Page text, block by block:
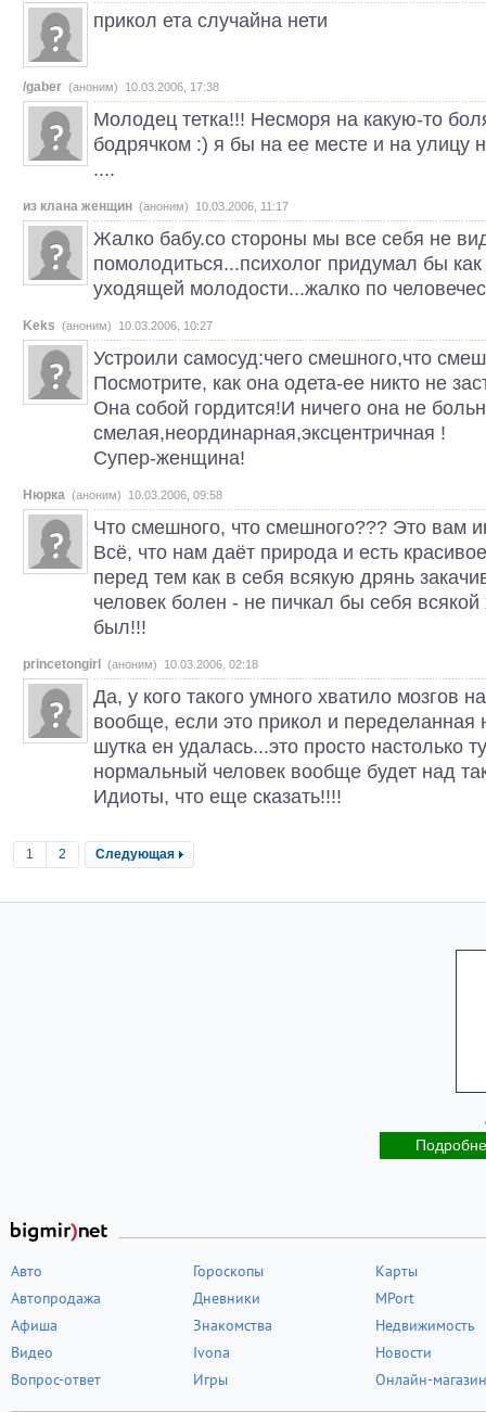
прикол ета случайна нети
/gaber (аноним) 10.03.2006, 17:38
Молодец тетка!!! Несморя на какую-то
бодрячком :) я бы на ее месте и на улицу
....
из клана женщин (аноним) 10.03.2006, 11:17
Жалко бабу.со стороны мы все себя не
помолодиться...психолог придумал бы
уходящей молодости...жалко по
Keks (аноним) 10.03.2006, 10:27
Устроили самосуд:чего смешного,что
Посмотрите, как она одета-ее никто не
Она собой гордится!И ничего она не
смелая,неординарная,эксцентричная !
Супер-женщина!
Нюрка (аноним) 10.03.2006, 09:58
Что смешного, что смешного??? Это вам
Всё, что нам даёт природа и есть
перед тем как в себя всякую дрянь
человек болен - не пичкал бы себя
был!!!
princetongirl (аноним) 10.03.2006, 02:18
Да, у кого такого умного хватило мозгов
вообще, если это прикол и
шутка ен удалась...это просто настолько
нормальный человек вообще будет над
Идиоты, что еще сказать!!!!
1 2 Следующая
Авто
Автопродажа
Афиша
Видео
Вопрос-ответ
Гороскопы
Дневники
Знакомства
Ivona
Игры
Карты
MPort
Недвижимость
Новости
Онлайн-магазин